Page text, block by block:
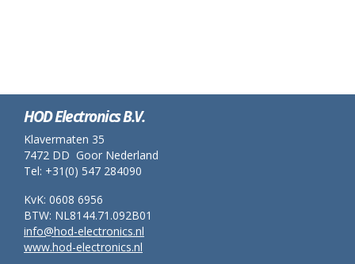
HOD Electronics B.V.
Klavermaten 35
7472 DD Goor Nederland
Tel: +31(0) 547 284090
KvK: 0608 6956
BTW: NL8144.71.092B01
info@hod-electronics.nl
www.hod-electronics.nl